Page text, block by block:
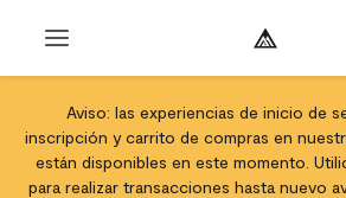
Aviso: las experiencias de inicio de
inscripción y carrito de compras en
están disponibles en este momento.
para realizar transacciones hasta nuevo